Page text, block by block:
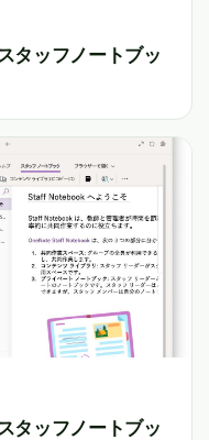
タッフノートブッ
タッフノートブッ